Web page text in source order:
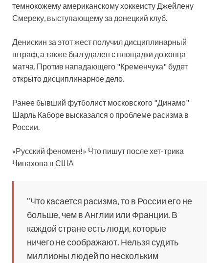
темнокожему американскому хоккеисту Джейлену
Смереку, выступающему за донецкий клуб.
Денискин за этот жест получил дисциплинарный
штраф, а также был удален с площадки до конца
матча. Против нападающего "Кременчука" будет
открыто дисциплинарное дело.
Ранее бывший футболист московского "Динамо"
Шарль Каборе высказался о проблеме расизма в
России.
«Русский феномен!» Что пишут после хет-трика
Чинахова в США
"Что касается расизма, то в России его не
больше, чем в Англии или Франции. В
каждой стране есть люди, которые
ничего не соображают. Нельзя судить
миллионы людей по нескольким